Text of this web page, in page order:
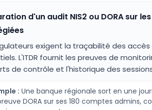
d'un audit NIS2 ou DORA sur
exigent la traçabilité des
L'ITDR fournit les preuves de
de contrôle et l'historique des
: Une banque régionale sort en une
DORA sur ses 180 comptes admins,